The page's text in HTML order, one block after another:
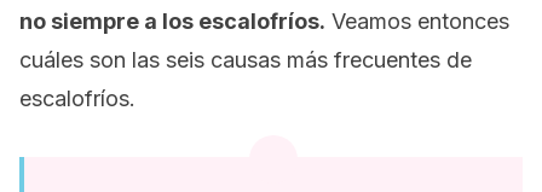
no siempre a los escalofríos. Veamos entonces
cuáles son las seis causas más frecuentes de
escalofríos.